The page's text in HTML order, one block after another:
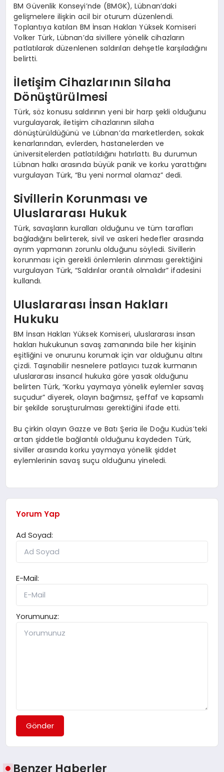
BM Güvenlik Konseyi’nde (BMGK), Lübnan’daki
gelişmelere ilişkin acil bir oturum düzenlendi.
Toplantıya katılan BM İnsan Hakları Yüksek Komiseri
Volker Türk, Lübnan’da sivillere yönelik cihazların
patlatılarak düzenlenen saldırıları dehşetle karşıladığını
belirtti.
İletişim Cihazlarının Silaha
Dönüştürülmesi
Türk, söz konusu saldırının yeni bir harp şekli olduğunu
vurgulayarak, iletişim cihazlarının silaha
dönüştürüldüğünü ve Lübnan’da marketlerden, sokak
kenarlarından, evlerden, hastanelerden ve
üniversitelerden patlatıldığını hatırlattı. Bu durumun
Lübnan halkı arasında büyük panik ve korku yarattığını
vurgulayan Türk, “Bu yeni normal olamaz” dedi.
Sivillerin Korunması ve
Uluslararası Hukuk
Türk, savaşların kuralları olduğunu ve tüm tarafları
bağladığını belirterek, sivil ve askeri hedefler arasında
ayrım yapmanın zorunlu olduğunu söyledi. Sivillerin
korunması için gerekli önlemlerin alınması gerektiğini
vurgulayan Türk, “Saldırılar orantılı olmalıdır” ifadesini
kullandı.
Uluslararası İnsan Hakları
Hukuku
BM İnsan Hakları Yüksek Komiseri, uluslararası insan
hakları hukukunun savaş zamanında bile her kişinin
eşitliğini ve onurunu korumak için var olduğunu altını
çizdi. Taşınabilir nesnelere patlayıcı tuzak kurmanın
uluslararası insancıl hukuka göre yasak olduğunu
belirten Türk, “Korku yaymaya yönelik eylemler savaş
suçudur” diyerek, olayın bağımsız, şeffaf ve kapsamlı
bir şekilde soruşturulması gerektiğini ifade etti.
Bu çirkin olayın Gazze ve Batı Şeria ile Doğu Kudüs’teki
artan şiddetle bağlantılı olduğunu kaydeden Türk,
siviller arasında korku yaymaya yönelik şiddet
eylemlerinin savaş suçu olduğunu yineledi.
Yorum Yap
Ad Soyad:
E-Mail:
Yorumunuz:
Gönder
Benzer Haberler